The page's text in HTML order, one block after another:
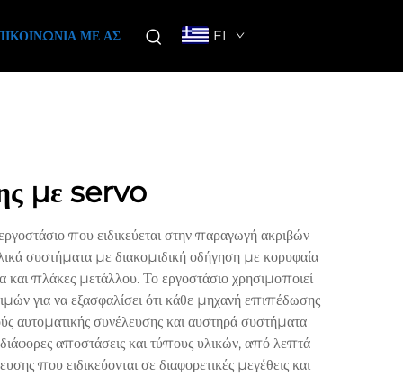
ΜΕ ΑΣ EL
με servo
που ειδικεύεται στην παραγωγή ακριβών
συστήματα με διακομιδική οδήγηση με κορυφαία
πλάκες μετάλλου. Το εργοστάσιο χρησιμοποιεί
για να εξασφαλίσει ότι κάθε μηχανή επιπέδωσης
αυτοματικής συνέλευσης και αυστηρά συστήματα
αποστάσεις και τύπους υλικών, από λεπτά
που ειδικεύονται σε διαφορετικές μεγέθεις και